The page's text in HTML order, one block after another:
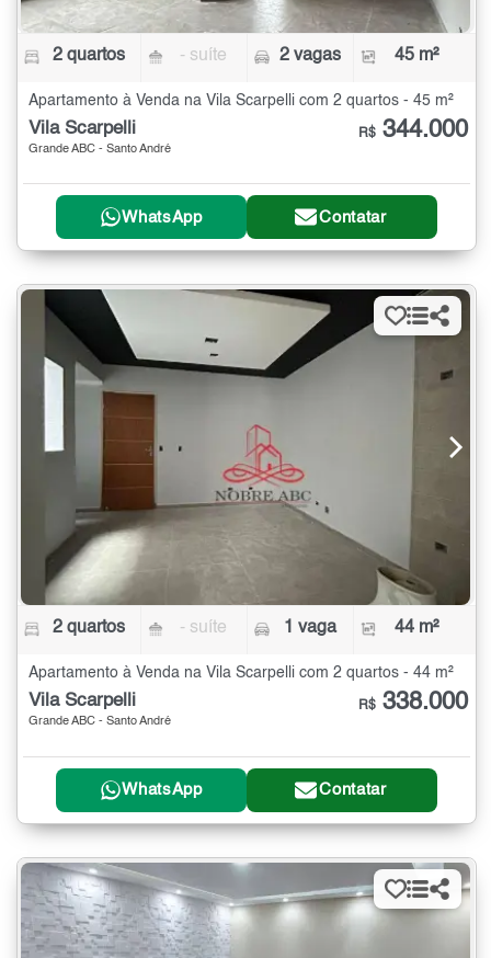
2 quartos - suíte 2 vagas 45 m²
Apartamento à Venda na Vila Scarpelli com 2 quartos - 45 m²
Vila Scarpelli
Grande ABC - Santo André
R$ 344.000
WhatsApp Contatar
2 quartos - suíte 1 vaga 44 m²
Apartamento à Venda na Vila Scarpelli com 2 quartos - 44 m²
Vila Scarpelli
Grande ABC - Santo André
R$ 338.000
WhatsApp Contatar